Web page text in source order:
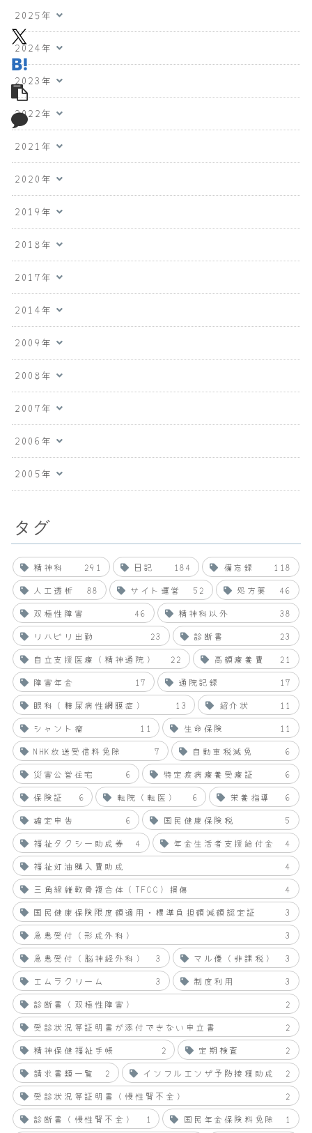
2025年
2024年
2023年
2022年
2021年
2020年
2019年
2018年
2017年
2014年
2009年
2008年
2007年
2006年
2005年
タグ
精神科 291 日記 184 備忘録
118
人工透析
88 サイト運営 52 処方薬
46
双極性障害
46 精神科以外
38
リハビリ出勤
23 診断書
23
自立支援医療（精神通院）
22 高額療養費
21
障害年金
17 通院記録
17
眼科（糖尿病性網膜症）
13 紹介状
11
シャント瘤
11 生命保険
11
NHK放送受信料免除
7 自動車税減免
6
災害公営住宅
6 特定疾病療養受療証
6
保険証
6 転院（転医） 6 栄養指導
6
確定申告
6 国民健康保険税
5
福祉タクシー助成券
4 年金生活者支援給付金
4
福祉灯油購入費助成
4
三角線維軟骨複合体（TFCC）損傷
4
国民健康保険限度額適用・標準負担額減額認定証
3
急患受付（形成外科）
3
急患受付（脳神経外科）
3 マル優（非課税）
3
エムラクリーム
3 制度利用
3
診断書（双極性障害）
2
受診状況等証明書が添付できない申立書
2
精神保健福祉手帳
2 定期検査
2
請求書類一覧
2 インフルエンザ予防接種助成
2
受診状況等証明書（慢性腎不全）
2
診断書（慢性腎不全）
1 国民年金保険料免除 1